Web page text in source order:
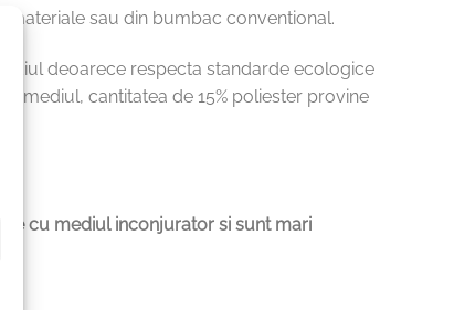
sau din bumbac conventional.
deoarece respecta standarde ecologice
mediul, cantitatea de 15% poliester provine
cu mediul inconjurator si sunt mari